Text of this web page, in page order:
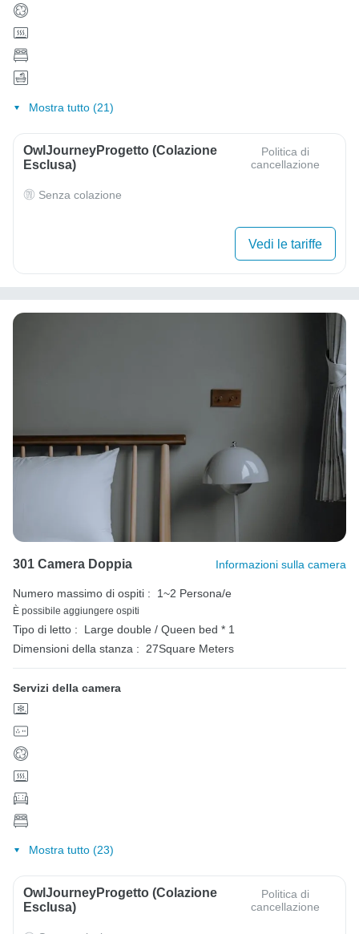
Mostra tutto (21)
OwlJourneyProgetto (colazione
Esclusa)
Politica di
cancellazione
Senza colazione
Vedi le tariffe
301 Camera Doppia Informazioni sulla camera
Numero massimo di ospiti : 1~2 Persona/e
È possibile aggiungere ospiti
Tipo di letto :
Large double / Queen bed * 1
Dimensioni della stanza :
27Square Meters
Servizi della camera
Mostra tutto (23)
OwlJourneyProgetto (colazione
Esclusa)
Politica di
cancellazione